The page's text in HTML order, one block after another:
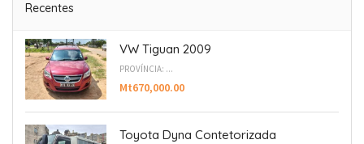
Recentes
VW Tiguan 2009
PROVÍNCIA: ...
Mt670,000.00
Toyota Dyna Contetorizada